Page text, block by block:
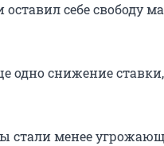
себе свободу
одно снижение
стали менее